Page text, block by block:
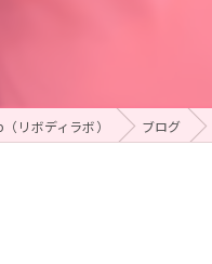
リボディラボ） ブログ